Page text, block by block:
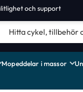
och support
Mopeddelar i massor